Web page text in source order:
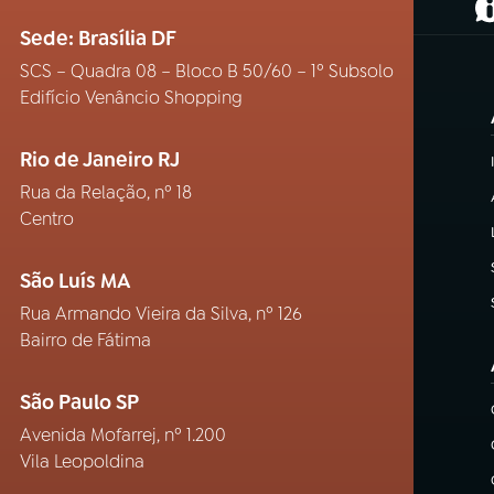
Sede: Brasília DF
SCS – Quadra 08 – Bloco B 50/60 – 1º Subsolo
Edifício Venâncio Shopping
Rio de Janeiro RJ
Rua da Relação, nº 18
Centro
São Luís MA
Rua Armando Vieira da Silva, nº 126
Bairro de Fátima
São Paulo SP
Avenida Mofarrej, nº 1.200
Vila Leopoldina